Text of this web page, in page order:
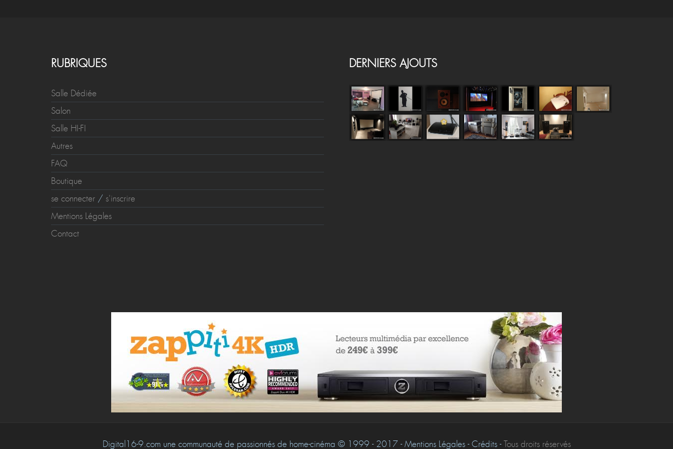
RUBRIQUES
Salle Dédiée
Salon
Salle HI-FI
Autres
FAQ
Boutique
se connecter / s'inscrire
Mentions Légales
Contact
DERNIERS AJOUTS
Digital16-9.com une communauté de passionnés de home-cinéma © 1999 - 2017 - Mentions Légales - Crédits -Tous droits réservés